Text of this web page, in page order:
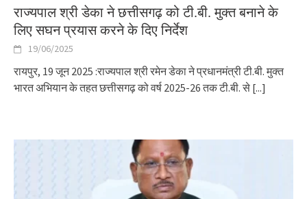
राज्यपाल श्री डेका ने छत्तीसगढ़ को टी.बी. मुक्त बनाने के
लिए सघन प्रयास करने के दिए निर्देश
19/06/2025
रायपुर, 19 जून 2025 :राज्यपाल श्री रमेन डेका ने प्रधानमंत्री टी.बी. मुक्त
भारत अभियान के तहत छत्तीसगढ़ को वर्ष 2025-26 तक टी.बी. से [...]